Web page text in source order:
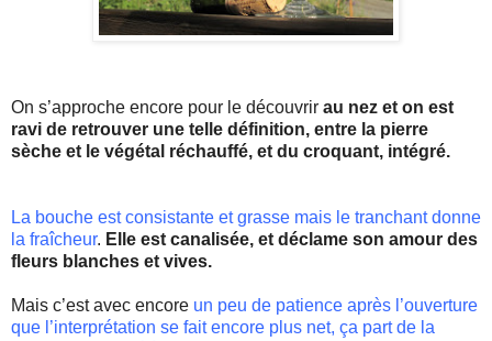
On s’approche encore pour le découvrir au nez et on est
ravi de retrouver une telle définition, entre la pierre
sèche et le végétal réchauffé, et du croquant, intégré.
La bouche est consistante et grasse mais le tranchant donne
la fraîcheur. Elle est canalisée, et déclame son amour des
fleurs blanches et vives.
Mais c’est avec encore un peu de patience après l’ouverture
que l’interprétation se fait encore plus net, ça part de la